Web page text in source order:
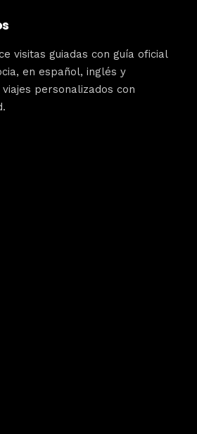
visitas guiadas con guía oficial
en español, inglés y
personalizados con